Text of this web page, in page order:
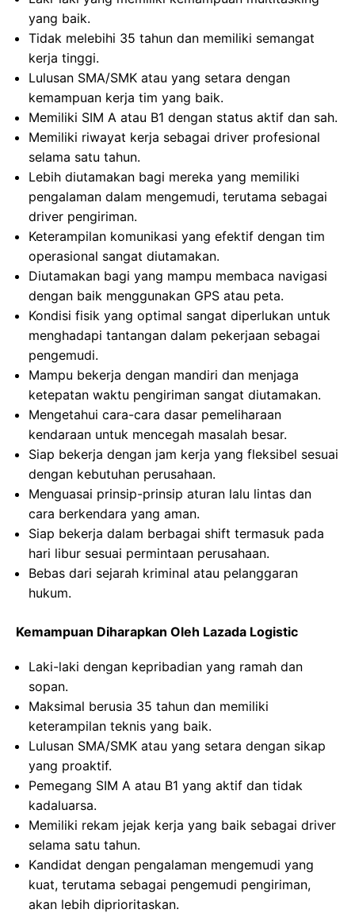
yang baik.
Tidak melebihi 35 tahun dan memiliki semangat
kerja tinggi.
Lulusan SMA/SMK atau yang setara dengan
kemampuan kerja tim yang baik.
Memiliki SIM A atau B1 dengan status aktif dan sah.
Memiliki riwayat kerja sebagai driver profesional
selama satu tahun.
Lebih diutamakan bagi mereka yang memiliki
pengalaman dalam mengemudi, terutama sebagai
driver pengiriman.
Keterampilan komunikasi yang efektif dengan tim
operasional sangat diutamakan.
Diutamakan bagi yang mampu membaca navigasi
dengan baik menggunakan GPS atau peta.
Kondisi fisik yang optimal sangat diperlukan untuk
menghadapi tantangan dalam pekerjaan sebagai
pengemudi.
Mampu bekerja dengan mandiri dan menjaga
ketepatan waktu pengiriman sangat diutamakan.
Mengetahui cara-cara dasar pemeliharaan
kendaraan untuk mencegah masalah besar.
Siap bekerja dengan jam kerja yang fleksibel sesuai
dengan kebutuhan perusahaan.
Menguasai prinsip-prinsip aturan lalu lintas dan
cara berkendara yang aman.
Siap bekerja dalam berbagai shift termasuk pada
hari libur sesuai permintaan perusahaan.
Bebas dari sejarah kriminal atau pelanggaran
hukum.
Kemampuan Diharapkan Oleh Lazada Logistic
Laki-laki dengan kepribadian yang ramah dan
sopan.
Maksimal berusia 35 tahun dan memiliki
keterampilan teknis yang baik.
Lulusan SMA/SMK atau yang setara dengan sikap
yang proaktif.
Pemegang SIM A atau B1 yang aktif dan tidak
kadaluarsa.
Memiliki rekam jejak kerja yang baik sebagai driver
selama satu tahun.
Kandidat dengan pengalaman mengemudi yang
kuat, terutama sebagai pengemudi pengiriman,
akan lebih diprioritaskan.